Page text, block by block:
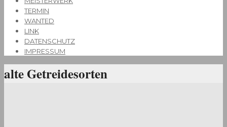
TERMIN
WANTED
LINK
DATENSCHUTZ
IMPRESSUM
alte Getreidesorten